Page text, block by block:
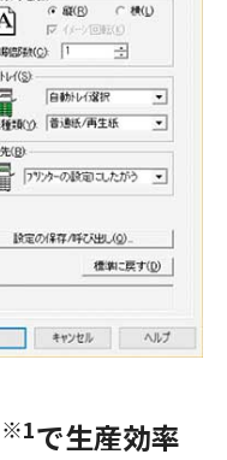
※1で生産効率